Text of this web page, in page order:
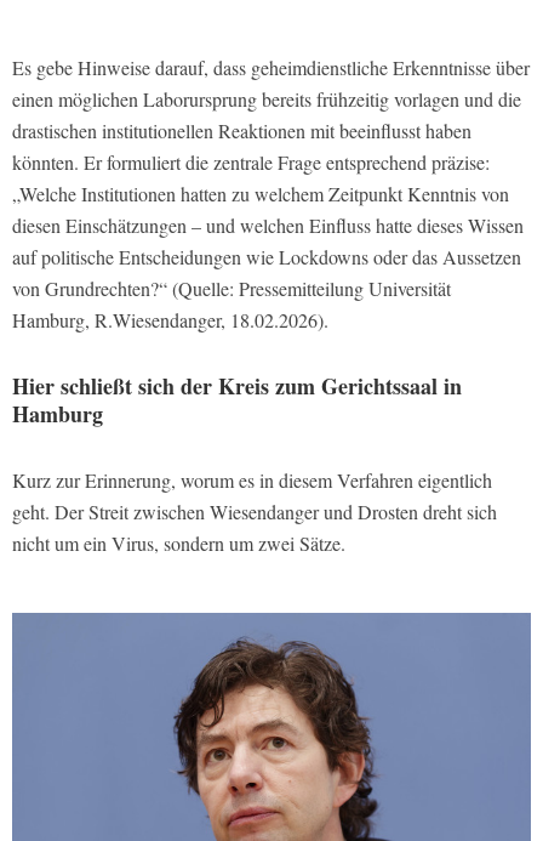
Es gebe Hinweise darauf, dass geheimdienstliche Erkenntnisse über
einen möglichen Laborursprung bereits frühzeitig vorlagen und die
drastischen institutionellen Reaktionen mit beeinflusst haben
könnten. Er formuliert die zentrale Frage entsprechend präzise:
„Welche Institutionen hatten zu welchem Zeitpunkt Kenntnis von
diesen Einschätzungen – und welchen Einfluss hatte dieses Wissen
auf politische Entscheidungen wie Lockdowns oder das Aussetzen
von Grundrechten?“ (Quelle: Pressemitteilung Universität
Hamburg, R.Wiesendanger, 18.02.2026).
Hier schließt sich der Kreis zum Gerichtssaal in
Hamburg
Kurz zur Erinnerung, worum es in diesem Verfahren eigentlich
geht. Der Streit zwischen Wiesendanger und Drosten dreht sich
nicht um ein Virus, sondern um zwei Sätze.